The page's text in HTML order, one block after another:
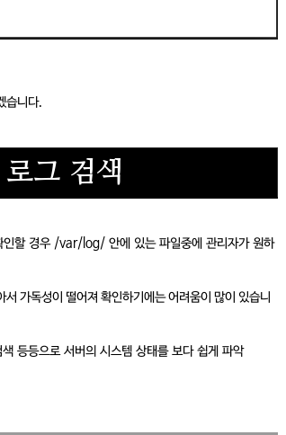
습니다.
그 검색
인할 경우 /var/log/ 안에 있는 파일중에 관리자가 원하
가독성이 떨어져 확인하기에는 어려움이 많이 있습니
등등으로 서버의 시스템 상태를 보다 쉽게 파악